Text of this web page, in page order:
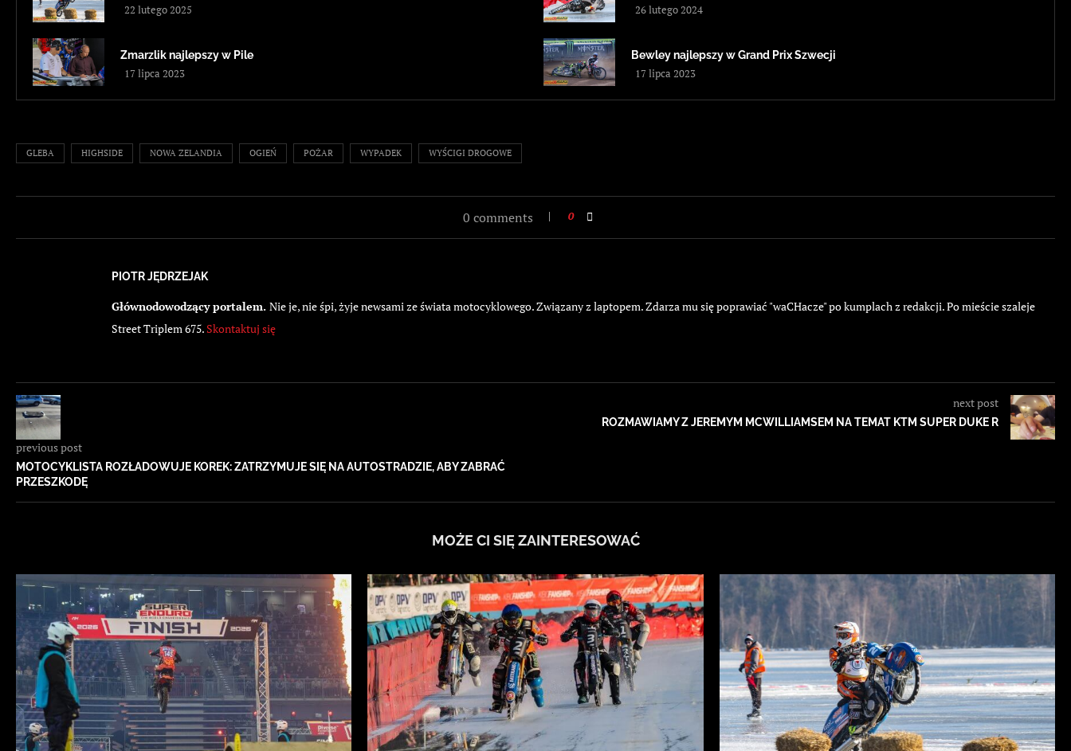
22 lutego 2025 26 lutego 2024
Zmarzlik najlepszy w Pile
17 lipca 2023
Bewley najlepszy w Grand Prix Szwecji
17 lipca 2023
GLEBA HIGHSIDE NOWA ZELANDIA OGIEŃ POŻAR WYPADEK WYŚCIGI DROGOWE
0 comments 0
PIOTR JĘDRZEJAK
Głównodowodzący portalem. Nie je, nie śpi, żyje newsami ze świata motocyklowego. Związany z laptopem. Zdarza mu się poprawiać "waCHacze" po kumplach z redakcji. Po mieście szaleje
Street Triplem 675. Skontaktuj się
previous post
MOTOCYKLISTA ROZŁADOWUJE KOREK: ZATRZYMUJE SIĘ NA AUTOSTRADZIE, ABY ZABRAĆ
PRZESZKODĘ
next post
ROZMAWIAMY Z JEREMYM MCWILLIAMSEM NA TEMAT KTM SUPER DUKE R
MOŻE CI SIĘ ZAINTERESOWAĆ